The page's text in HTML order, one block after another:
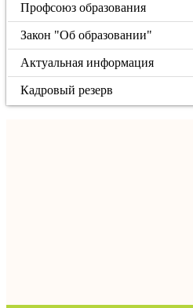
Профсоюз образования
Закон "Об образовании"
Актуальная информация
Кадровый резерв